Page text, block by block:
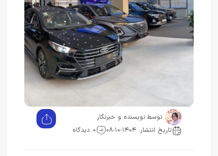
توسط: نویسنده و خبرنگار
تاریخ انتشار: ۱۴۰۴-۱۰-۰۸
0 دیدگاه